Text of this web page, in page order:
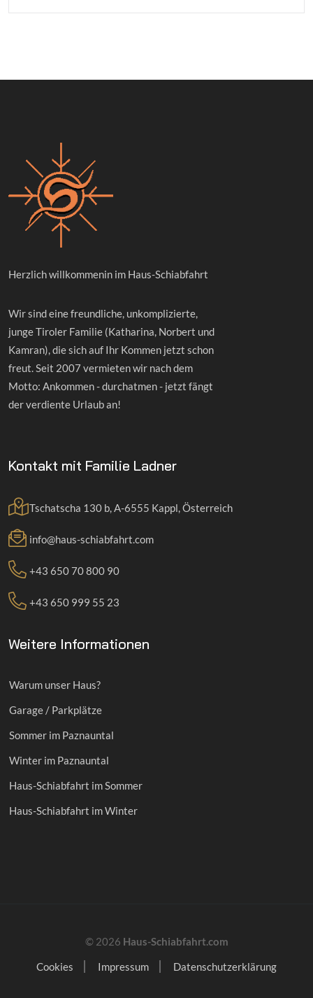
Herzlich willkommenin im Haus-Schiabfahrt
Wir sind eine freundliche, unkomplizierte,
junge Tiroler Familie (Katharina, Norbert und
Kamran), die sich auf Ihr Kommen jetzt schon
freut. Seit 2007 vermieten wir nach dem
Motto: Ankommen - durchatmen - jetzt fängt
der verdiente Urlaub an!
Kontakt mit Familie Ladner
Tschatscha 130 b, A-6555 Kappl, Österreich
info@haus-schiabfahrt.com
+43 650 70 800 90
+43 650 999 55 23
Weitere Informationen
Warum unser Haus?
Garage / Parkplätze
Sommer im Paznauntal
Winter im Paznauntal
Haus-Schiabfahrt im Sommer
Haus-Schiabfahrt im Winter
© 2026 Haus-Schiabfahrt.com
Cookies
Impressum Datenschutzerklärung